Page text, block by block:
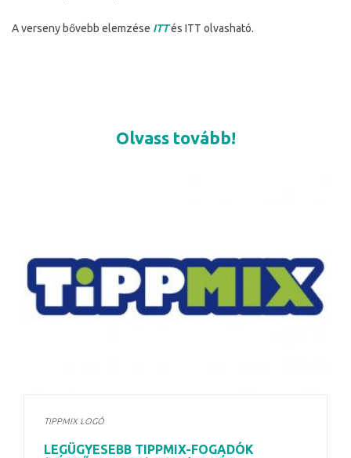
A verseny bővebb elemzése ITTés ITT olvasható.
Olvass tovább!
TIPPMIX LOGÓ
LEGÜGYESEBB TIPPMIX-FOGADÓK